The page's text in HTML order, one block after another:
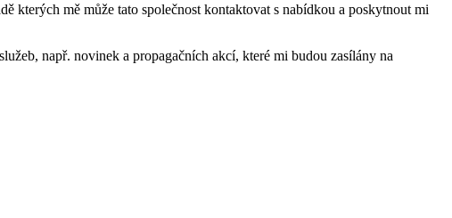
mě může tato společnost kontaktovat s nabídkou a poskytnout mi
např. novinek a propagačních akcí, které mi budou zasílány na